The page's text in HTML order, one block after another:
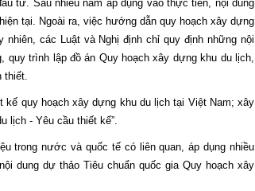
tư. Sau nhiều năm áp dụng vào thực tiễn, nội dung
tại. Ngoài ra, việc hướng dẫn quy hoạch xây dựng
các Luật và Nghị định chỉ quy định những nội
trình lập đồ án Quy hoạch xây dựng khu du lịch,
thiết.
kế quy hoạch xây dựng khu du lịch tại Việt Nam; xây
lịch - Yêu cầu thiết kế”.
trong nước và quốc tế có liên quan, áp dụng nhiều
dung dự thảo Tiêu chuẩn quốc gia Quy hoạch xây